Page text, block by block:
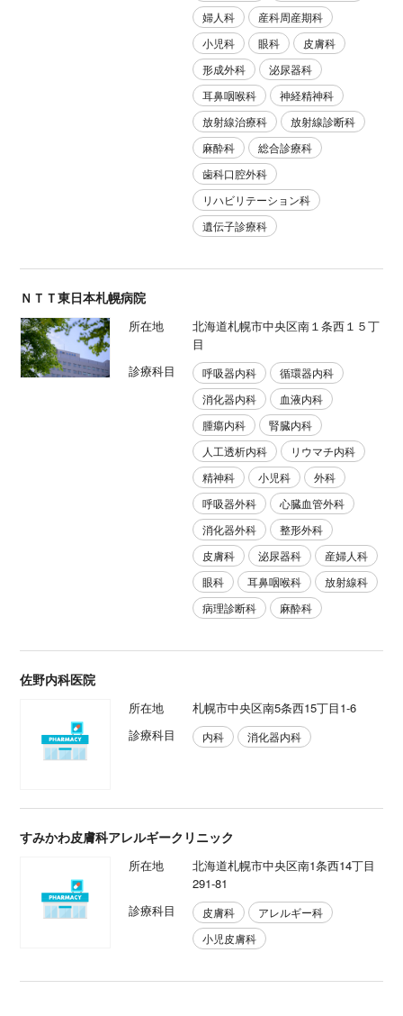
婦人科
産科周産期科
小児科
眼科
皮膚科
形成外科
泌尿器科
耳鼻咽喉科
神経精神科
放射線治療科
放射線診断科
麻酔科
総合診療科
歯科口腔外科
リハビリテーション科
遺伝子診療科
ＮＴＴ東日本札幌病院
所在地
北海道札幌市中央区南１条西１５丁
目
診療科目
呼吸器内科
循環器内科
消化器内科
血液内科
腫瘍内科
腎臓内科
人工透析内科
リウマチ内科
精神科
小児科
外科
呼吸器外科
心臓血管外科
消化器外科
整形外科
皮膚科
泌尿器科
産婦人科
眼科
耳鼻咽喉科
放射線科
病理診断科
麻酔科
佐野内科医院
所在地
札幌市中央区南5条西15丁目1-6
診療科目
内科 消化器内科
すみかわ皮膚科アレルギークリニック
所在地
北海道札幌市中央区南1条西14丁目
291-81
診療科目
皮膚科
アレルギー科
小児皮膚科